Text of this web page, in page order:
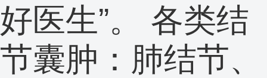
好医生”。 各类结
节囊肿：肺结节、